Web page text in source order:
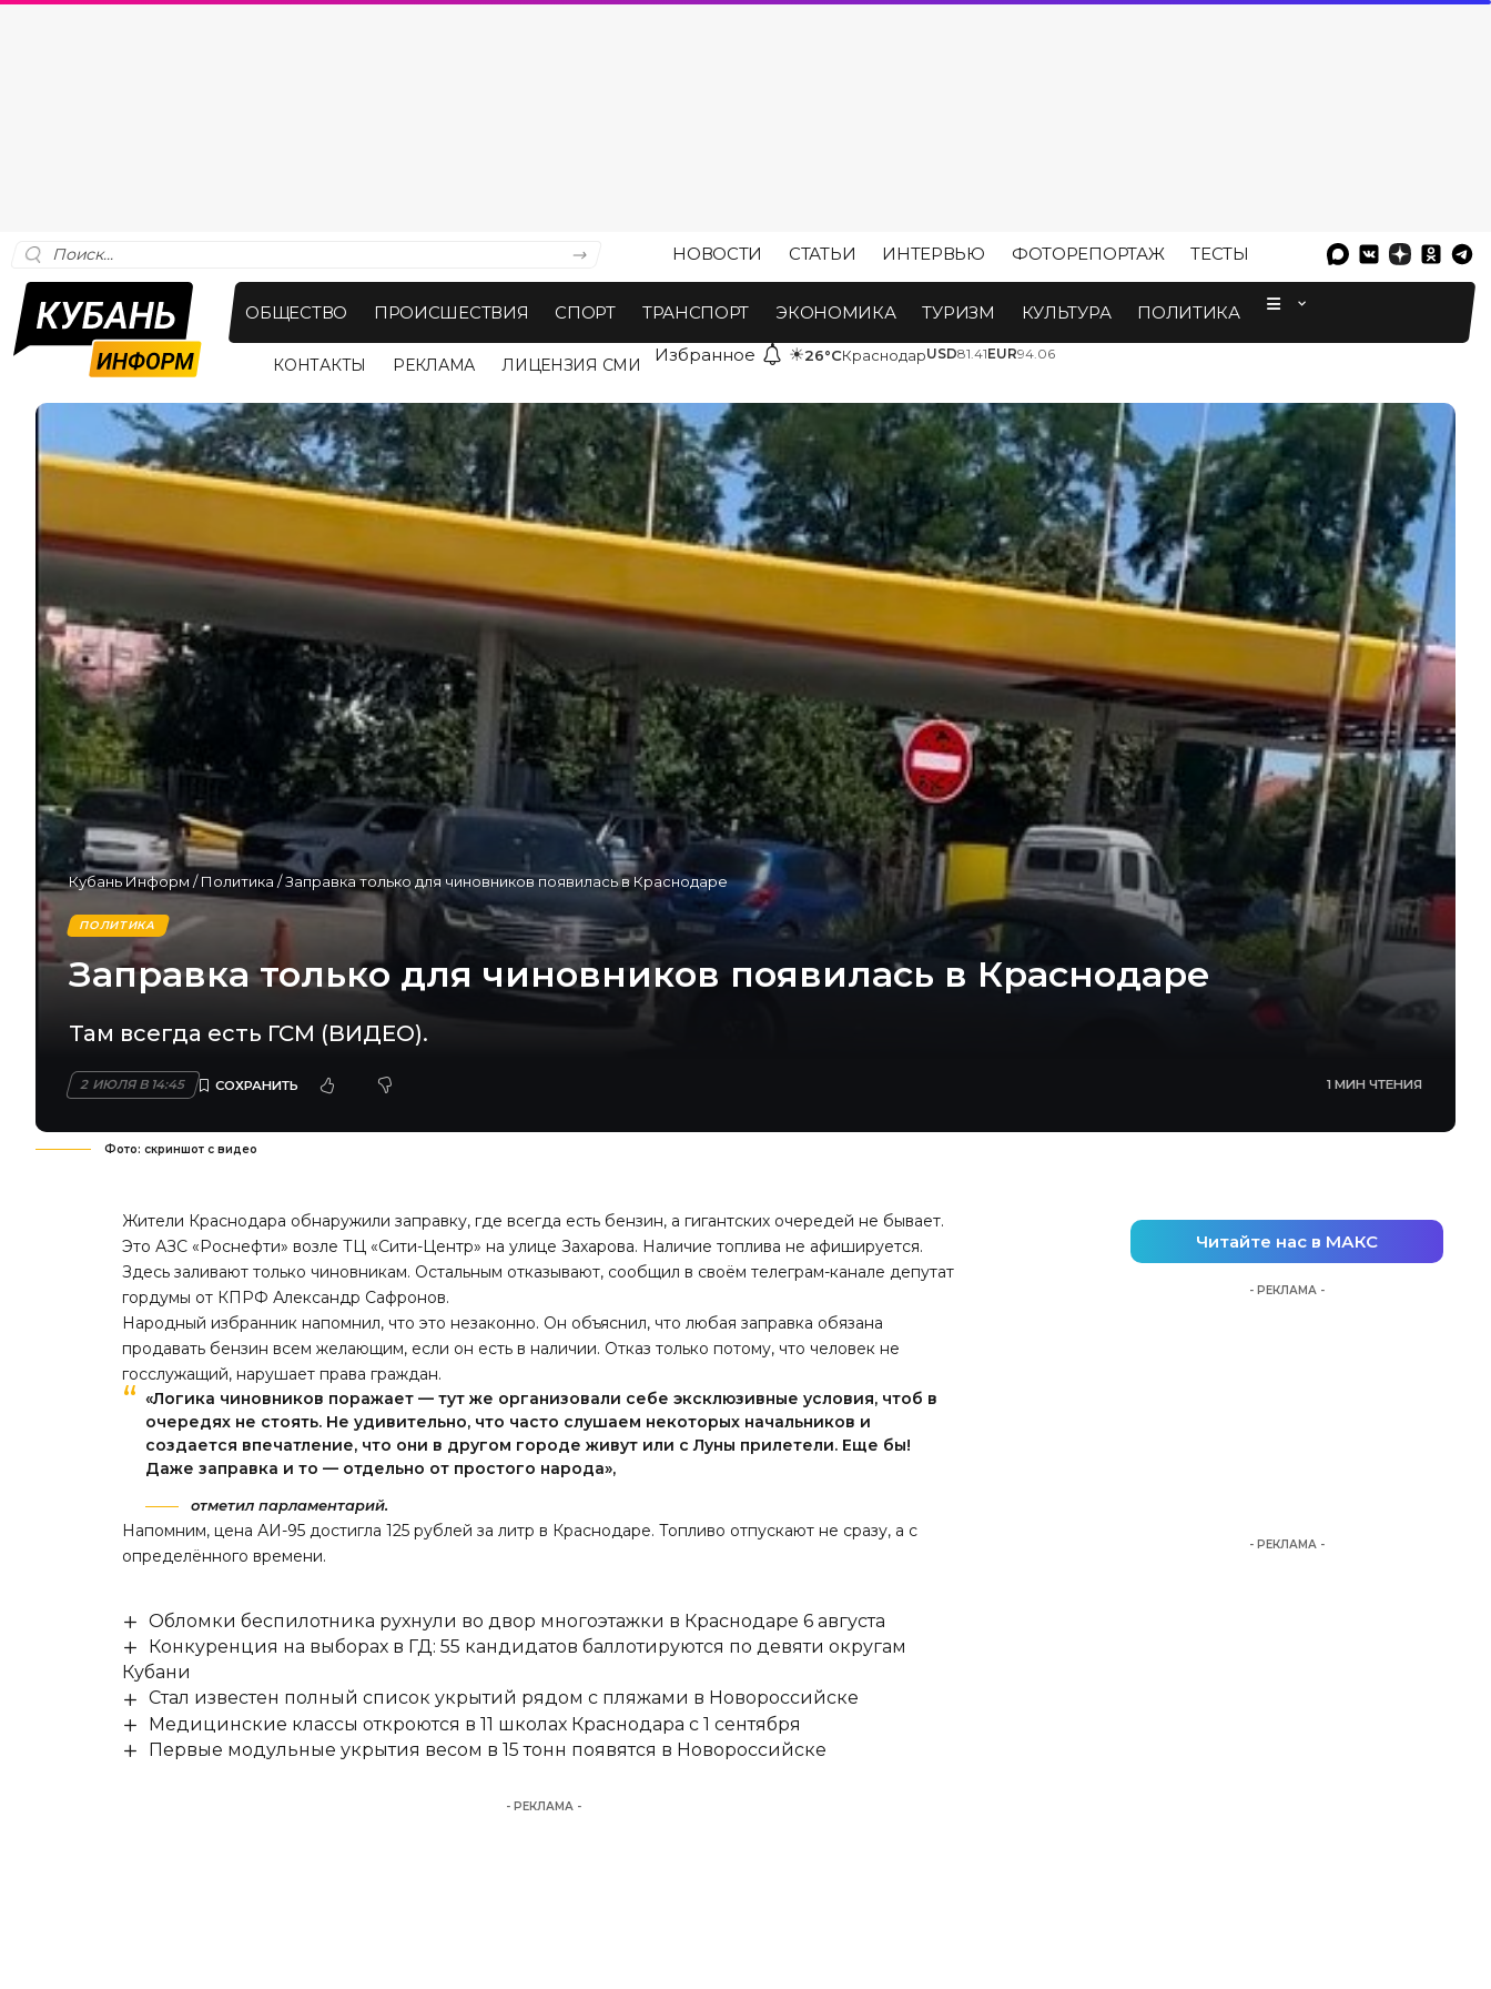
НОВОСТИ СТАТЬИ ИНТЕРВЬЮ ФОТОРЕПОРТАЖ ТЕСТЫ
ОБЩЕСТВО ПРОИСШЕСТВИЯ СПОРТ ТРАНСПОРТ ЭКОНОМИКА ТУРИЗМ КУЛЬТУРА ПОЛИТИКА
КОНТАКТЫ РЕКЛАМА ЛИЦЕНЗИЯ СМИ Избранное ☀26°CКраснодарUSD81.41EUR94.06
Кубань Информ /Политика /Заправка только для чиновников появилась в Краснодаре
ПОЛИТИКА
Заправка только для чиновников появилась в Краснодаре
Там всегда есть ГСМ (ВИДЕО).
2 ИЮЛЯ В 14:45 1 МИН ЧТЕНИЯ
Фото: скриншот с видео
Жители Краснодара обнаружили заправку, где всегда есть бензин, а гигантских очередей не бывает.
Это АЗС «Роснефти» возле ТЦ «Сити-Центр» на улице Захарова. Наличие топлива не афишируется.
Здесь заливают только чиновникам. Остальным отказывают, сообщил в своём телеграм-канале депутат
гордумы от КПРФ Александр Сафронов.
Народный избранник напомнил, что это незаконно. Он объяснил, что любая заправка обязана
продавать бензин всем желающим, если он есть в наличии. Отказ только потому, что человек не
госслужащий, нарушает права граждан.
«Логика чиновников поражает — тут же организовали себе эксклюзивные условия, чтоб в
очередях не стоять. Не удивительно, что часто слушаем некоторых начальников и
создается впечатление, что они в другом городе живут или с Луны прилетели. Еще бы!
Даже заправка и то — отдельно от простого народа»,
отметил парламентарий.
Напомним, цена АИ-95 достигла 125 рублей за литр в Краснодаре. Топливо отпускают не сразу, а с
определённого времени.
Обломки беспилотника рухнули во двор многоэтажки в Краснодаре 6 августа
Конкуренция на выборах в ГД: 55 кандидатов баллотируются по девяти округам
Кубани
Стал известен полный список укрытий рядом с пляжами в Новороссийске
Медицинские классы откроются в 11 школах Краснодара с 1 сентября
Первые модульные укрытия весом в 15 тонн появятся в Новороссийске
- РЕКЛАМА -
Читайте нас в МАКС
- РЕКЛАМА -
- РЕКЛАМА -